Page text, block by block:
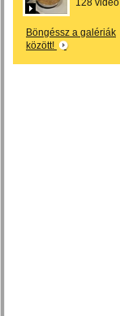
128 videó
Böngéssz a galériák
között!